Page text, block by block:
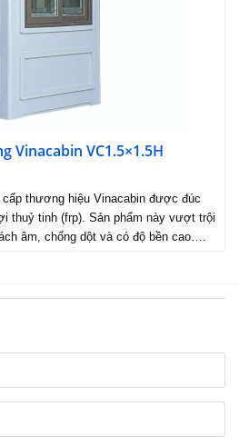
Vinacabin VC1.5×1.5H
cấp thương hiệu Vinacabin được đúc
thuỷ tinh (frp). Sản phẩm này vượt trội
âm, chống dột và có độ bền cao….